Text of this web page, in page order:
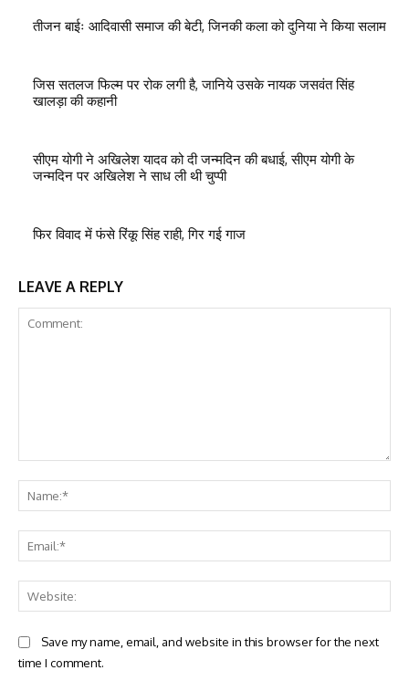
तीजन बाईः आदिवासी समाज की बेटी, जिनकी कला को दुनिया ने किया सलाम
जिस सतलज फिल्म पर रोक लगी है, जानिये उसके नायक जसवंत सिंह
खालड़ा की कहानी
सीएम योगी ने अखिलेश यादव को दी जन्मदिन की बधाई, सीएम योगी के
जन्मदिन पर अखिलेश ने साध ली थी चुप्पी
फिर विवाद में फंसे रिंकू सिंह राही, गिर गई गाज
LEAVE A REPLY
Save my name, email, and website in this browser for the next
time I comment.